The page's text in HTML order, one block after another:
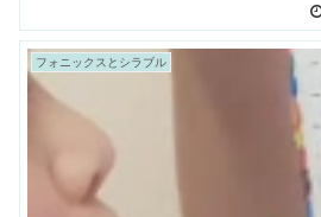
フォニックスとシラブル